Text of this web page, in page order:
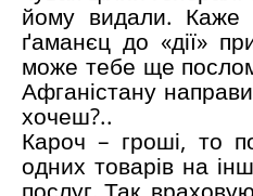
йому видали.
ґаманєц до «дії»
може тебе ще
Афганістану
хочеш?..
Кароч – гроші, то
одних товарів на